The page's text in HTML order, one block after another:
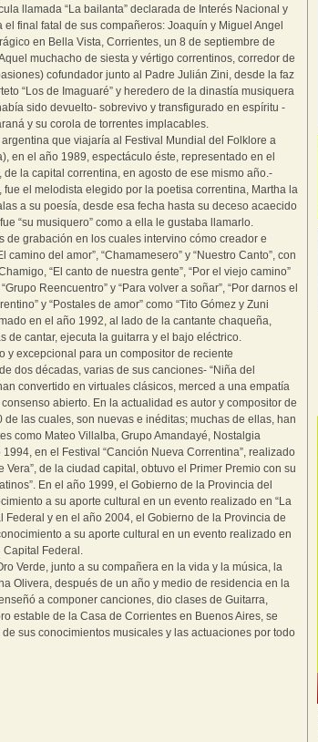
llamada “La bailanta” declarada de Interés Nacional y
final fatal de sus compañeros: Joaquín y Miguel Angel
en Bella Vista, Corrientes, un 8 de septiembre de
muchacho de siesta y vértigo correntinos, corredor de
cofundador junto al Padre Julián Zini, desde la faz
“Los de Imaguaré” y heredero de la dinastía musiquera
sido devuelto- sobrevivo y transfigurado en espíritu -
y su corola de torrentes implacables.
que viajaría al Festival Mundial del Folklore a
en el año 1989, espectáculo éste, representado en el
de la capital correntina, en agosto de ese mismo año.-
fue el melodista elegido por la poetisa correntina, Martha la
a su poesía, desde esa fecha hasta su deceso acaecido
“su musiquero” como a ella le gustaba llamarlo.
de grabación en los cuales intervino cómo creador e
camino del amor”, “Chamamesero” y “Nuestro Canto”, con
“El canto de nuestra gente”, “Por el viejo camino”
Reencuentro” y “Para volver a soñar”, “Por darnos el
y “Postales de amor” como “Tito Gómez y Zuni
en el año 1992, al lado de la cantante chaqueña,
de cantar, ejecuta la guitarra y el bajo eléctrico.
y excepcional para un compositor de reciente
dos décadas, varias de sus canciones- “Niña del
convertido en virtuales clásicos, merced a una empatía
abierto. En la actualidad es autor y compositor de
de las cuales, son nuevas e inéditas; muchas de ellas, han
como Mateo Villalba, Grupo Amandayé, Nostalgia
en el Festival “Canción Nueva Correntina”, realizado
Vera”, de la ciudad capital, obtuvo el Primer Premio con su
En el año 1999, el Gobierno de la Provincia del
a su aporte cultural en un evento realizado en “La
Federal y en el año 2004, el Gobierno de la Provincia de
a su aporte cultural en un evento realizado en
Capital Federal.
Verde, junto a su compañera en la vida y la música, la
Olivera, después de un año y medio de residencia en la
a componer canciones, dio clases de Guitarra,
estable de la Casa de Corrientes en Buenos Aires, se
sus conocimientos musicales y las actuaciones por todo